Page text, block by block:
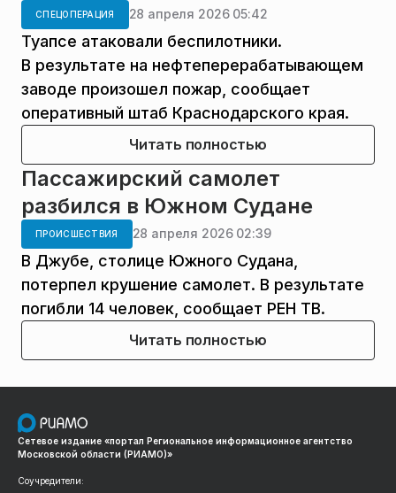
СПЕЦОПЕРАЦИЯ 28 апреля 2026 05:42
Туапсе атаковали беспилотники.
В результате на нефтеперерабатывающем
заводе произошел пожар, сообщает
оперативный штаб Краснодарского края.
Читать полностью
Пассажирский самолет
разбился в Южном Судане
ПРОИСШЕСТВИЯ 28 апреля 2026 02:39
В Джубе, столице Южного Судана,
потерпел крушение самолет. В результате
погибли 14 человек, сообщает РЕН ТВ.
Читать полностью
Сетевое издание «портал Региональное информационное агентство
Московской области (РИАМО)»
Соучредители: